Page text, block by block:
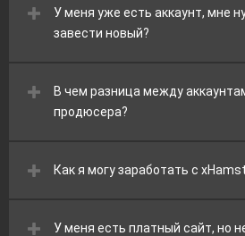
У меня уже есть аккаунт, мне
завести новый?
В чем разница между
продюсера?
Как я могу заработать с
У меня есть платный сайт, но